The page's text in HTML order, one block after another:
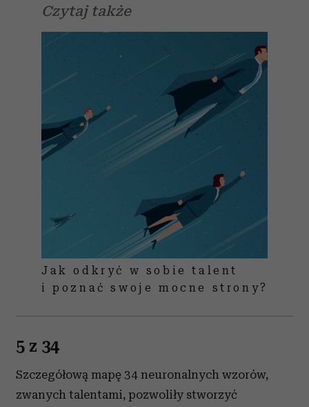
Czytaj także
Jak odkryć w sobie talent
i poznać swoje mocne strony?
5 z 34
Szczegółową mapę 34 neuronalnych wzorów,
zwanych talentami, pozwoliły stworzyć